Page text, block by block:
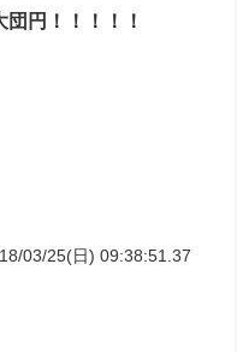
円！！！！！
03/25(日) 09:38:51.37